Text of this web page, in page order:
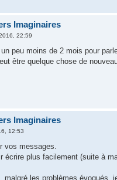
Imaginaires
22:59
peu moins de 2 mois pour
être quelque chose de
Imaginaires
12:53
vos messages.
écrire plus facilement (suite à
malgré les problèmes